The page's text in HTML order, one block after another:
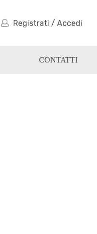
Registrati / Accedi
CONTATTI